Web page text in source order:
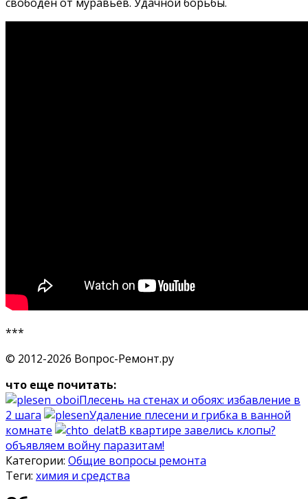
свободен от муравьев. Удачной борьбы.
***
© 2012-2026 Вопрос-Ремонт.ру
что еще почитать:
Плесень на стенах и обоях: избавление в
2 шага
Удаление плесени и грибка в ванной
комнате
В квартире завелись клопы?
объявляем войну паразитам!
Категории: Общие вопросы ремонта
Теги: химия и средства